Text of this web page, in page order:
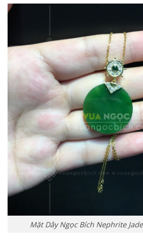
Mặt Dây Ngọc Bích Nephrite